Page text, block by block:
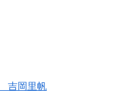
吉岡里帆